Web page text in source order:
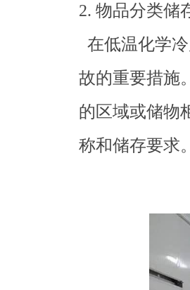
2. 物品分类储
在低温化学
故的重要措施
的区域或储物
称和储存要求